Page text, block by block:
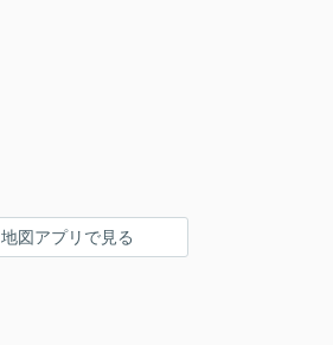
地図アプリで見る